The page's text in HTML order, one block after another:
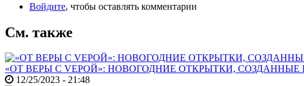
Войдите, чтобы оставлять комментарии
См. также
«ОТ ВЕРЫ С VЕРОЙ»: НОВОГОДНИЕ ОТКРЫТКИ,
12/25/2023 - 21:48